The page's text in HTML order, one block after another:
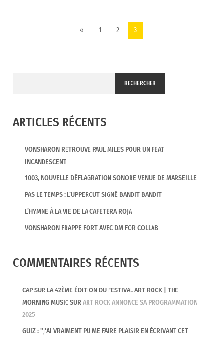
« 1 2 3
RECHERCHER
ARTICLES RÉCENTS
VONSHARON RETROUVE PAUL MILES POUR UN FEAT
INCANDESCENT
1003, NOUVELLE DÉFLAGRATION SONORE VENUE DE MARSEILLE
PAS LE TEMPS : L’UPPERCUT SIGNÉ BANDIT BANDIT
L’HYMNE À LA VIE DE LA CAFETERA ROJA
VONSHARON FRAPPE FORT AVEC DM FOR COLLAB
COMMENTAIRES RÉCENTS
CAP SUR LA 42ÈME ÉDITION DU FESTIVAL ART ROCK | THE
MORNING MUSICSURART ROCK ANNONCE SA PROGRAMMATION
2025
GUIZ : "J'AI VRAIMENT PU ME FAIRE PLAISIR EN ÉCRIVANT CET